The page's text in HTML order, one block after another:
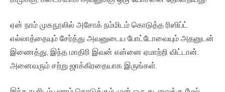
ஏன் நாம் முகநூலில் அசோக் நம்மிடம் கொடுத்த ரிஸிப்ட்
எல்லாத்தையும் சேர்த்து அவனுடைய போட்டோவையும் அதனுடன்
இணைத்து, இந்த மாதிரி இவன் என்னை ஏமாற்றி விட்டான்.
அனைவரும் சற்று ஜாக்கிரதையாக இருங்கள்.